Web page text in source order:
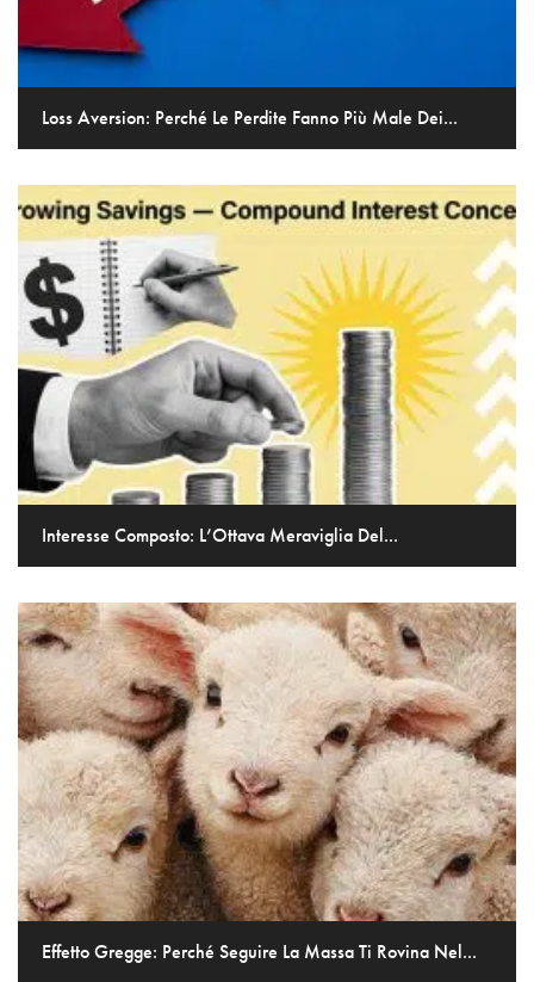
Loss Aversion: Perché Le Perdite Fanno Più Male Dei...
Interesse Composto: L’Ottava Meraviglia Del...
Effetto Gregge: Perché Seguire La Massa Ti Rovina Nel...